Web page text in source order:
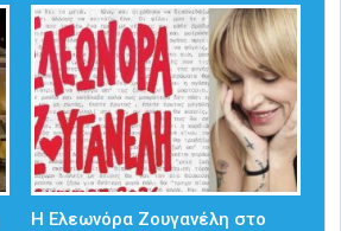
Η Ελεωνόρα Ζουγανέλη στο